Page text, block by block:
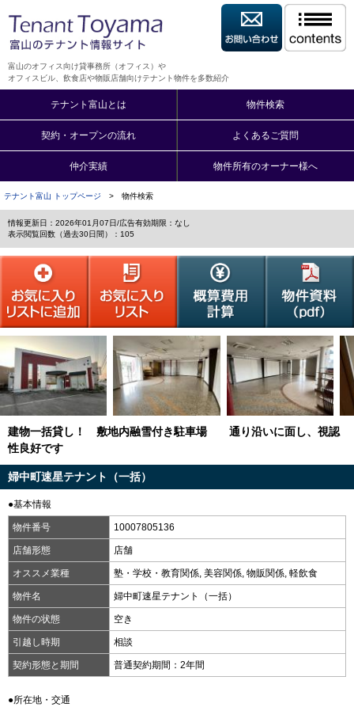
富山のオフィス向け貸事務所（オフィス）や
オフィスビル、飲食店や物販店舗向けテナント物件を多数紹介
テナント富山とは 物件検索
契約・オープンの流れ よくあるご質問
仲介実績 物件所有のオーナー様へ
テナント富山 トップページ > 物件検索
情報更新日：2026年01月07日/広告有効期限：なし
表示閲覧回数（過去30日間）：105
建物一括貸し！ 敷地内融雪付き駐車場 通り沿いに面し、視認
性良好です
婦中町速星テナント（一括）
●基本情報
物件番号 10007805136
店舗形態 店舗
オススメ業種 塾・学校・教育関係, 美容関係, 物販関係, 軽飲食
物件名 婦中町速星テナント（一括）
物件の状態 空き
引越し時期 相談
契約形態と期間 普通契約期間：2年間
●所在地・交通